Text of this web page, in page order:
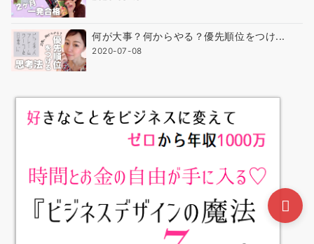
何が大事？何からやる？優先順位をつけ...
2020-07-08